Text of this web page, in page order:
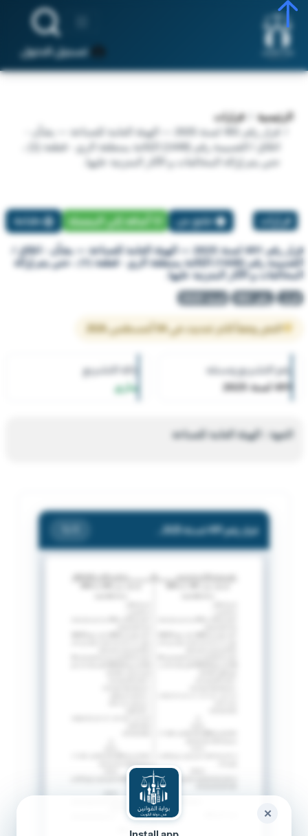
تسجيل الدخول
الرئيسية
قرارات
قرار رقم 491 لسنة 2025 — الهيئة العامة للصناعة — بشأن -
حتي يتم إزالة المخالفات و الآثار المترتبة عليها.
قرارات تبليغ عن أضافة إلي المفضلة طباعة
قرار رقم 491 لسنة 2025 — الهيئة العامة للصناعة — بشأن - اغلاق /
القسيمة رقم (1448) الكائنة بمنطقة الري - قطعة (1) ، حتي يتم إزالة
المخالفات و الآثار المترتبة عليها.
قرار رقم 491 لسنة 2025
النص وفقاً لآخر تحديث في 04 أغسطس 2026
رقم التشريع وسنته
491 لسنة 2025
حالة التشريع
ساري
الجهة : الهيئة العامة للصناعة
✕